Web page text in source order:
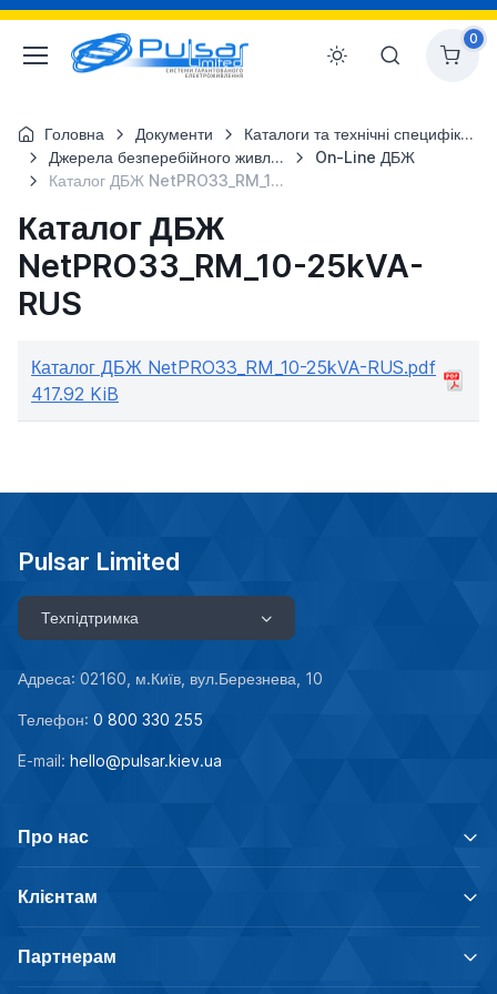
0
Головна Документи
Каталоги та технічні специфікації
Джерела безперебійного живлення (файли)
On-Line ДБЖ
Каталог ДБЖ NetPRO33_RM_10-25kVA-RUS
Каталог ДБЖ
NetPRO33_RM_10-25kVA-
RUS
Каталог ДБЖ NetPRO33_RM_10-25kVA-RUS.pdf
417.92 KiB
Pulsar Limited
Техпідтримка
Адреса: 02160, м.Київ, вул.Березнева, 10
Телефон: 0 800 330 255
E-mail: hello@pulsar.kiev.ua
Про нас
Клієнтам
Партнерам